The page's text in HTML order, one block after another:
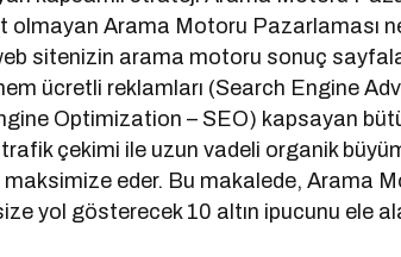
Arama Motoru Pazarlaması
sitenizin arama motoru sonuç
ücretli reklamları (Search Engine
Optimization – SEO) kapsayan
trafik çekimi ile uzun vadeli organik
eder. Bu makalede, Arama
yol gösterecek 10 altın ipucunu ele